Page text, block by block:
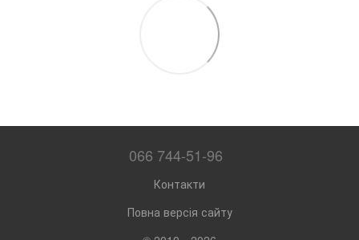
066 744-51-96
Контакти
Повна версія сайту